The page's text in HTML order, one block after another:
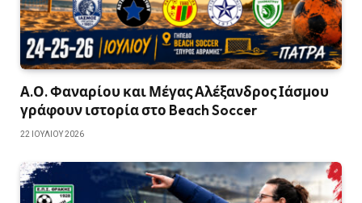
Α.Ο. Φαναρίου και Μέγας Αλέξανδρος Ιάσμου
γράφουν ιστορία στο Beach Soccer
22 ΙΟΥΛΊΟΥ 2026